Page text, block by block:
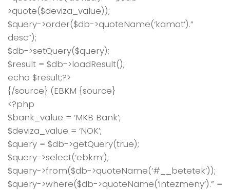
>quote($deviza_value));
$query->order($db->quoteName(‘kamat’).”
desc”);
$db->setQuery($query);
$result = $db->loadResult();
echo $result;?>
{/source} (EBKM {source}
<?php
$bank_value = ‘MKB Bank’;
$deviza_value = ‘NOK’;
$query = $db->getQuery(true);
$query->select(‘ebkm’);
$query->from($db->quoteName(‘#__betetek’));
$query->where($db->quoteName(‘intezmeny’).” =